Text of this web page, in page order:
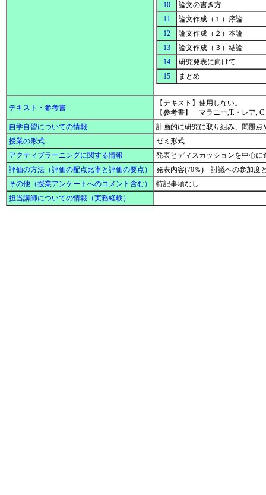
10
論文の書き方
11
論文作成（１）序論
12
論文作成（２）本論
13
論文作成（３）結論
14
研究発表に向けて
15
まとめ
テキスト・参考書
【テキスト】使用しない。
【参考書】 マラニー,T.・レア,
自学自習についての情報
計画的に研究に取り組み、問題
授業の形式
ゼミ形式
アクティブラーニングに関する情報
発表とディスカッションを中心
評価の方法（評価の配点比率と評価の要点）
発表内容(70％) 討議への参加度
その他（授業アンケートへのコメント含む）
特記事項なし
担当講師についての情報（実務経験）